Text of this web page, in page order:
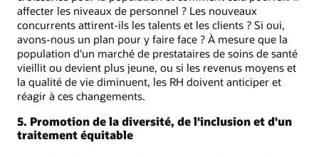
affecter les niveaux de personnel ? Les nouveaux
concurrents attirent-ils les talents et les clients ? Si oui,
avons-nous un plan pour y faire face ? À mesure que la
population d'un marché de prestataires de soins de santé
vieillit ou devient plus jeune, ou si les revenus moyens et
la qualité de vie diminuent, les RH doivent anticiper et
réagir à ces changements.
5. Promotion de la diversité, de l'inclusion et d'un
traitement équitable